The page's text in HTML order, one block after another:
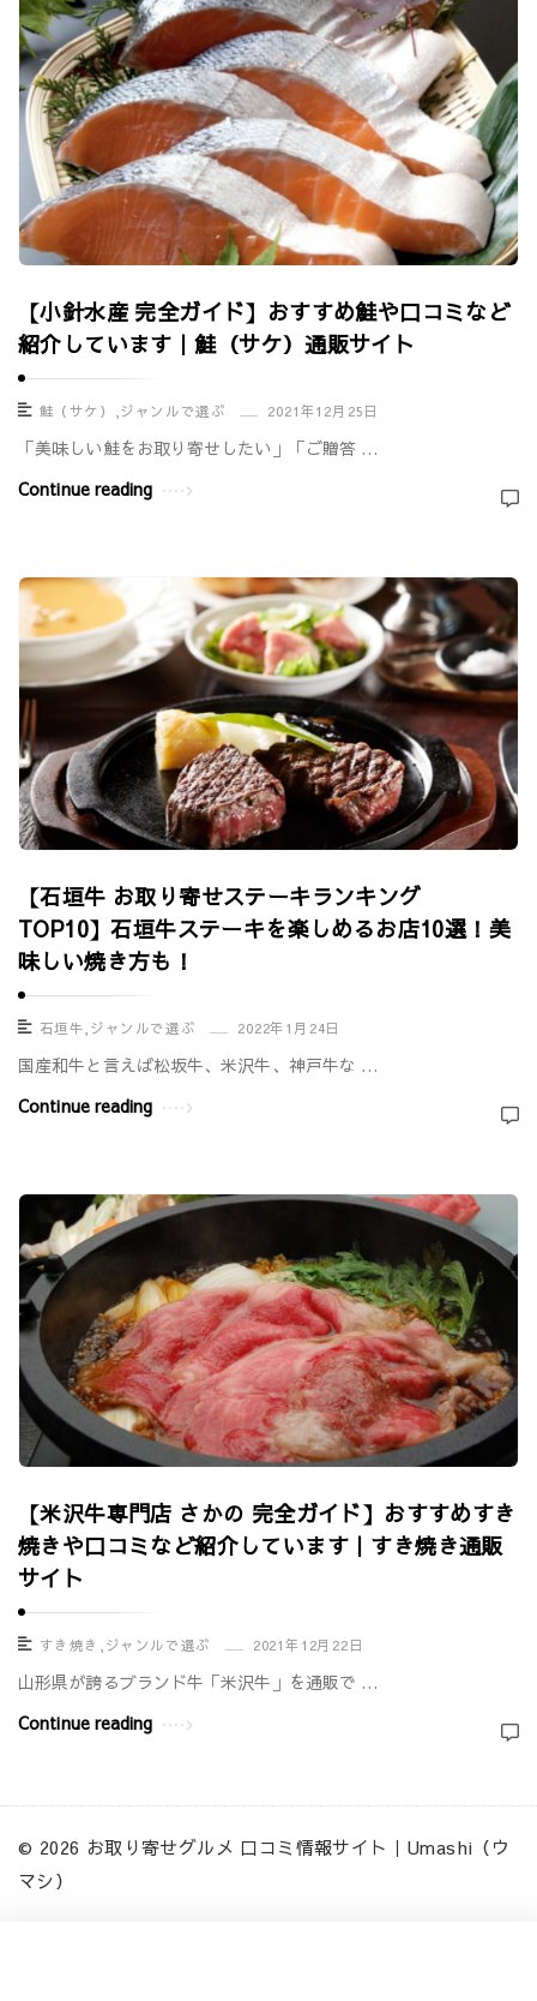
【小針水産 完全ガイド】おすすめ鮭や口コミなど
紹介しています｜鮭（サケ）通販サイト
鮭（サケ） ジャンルで選ぶ 2021年12月25日
「美味しい鮭をお取り寄せしたい」「ご贈答 …
Continue reading
【石垣牛 お取り寄せステーキランキング
TOP10】石垣牛ステーキを楽しめるお店10選！美
味しい焼き方も！
石垣牛 ジャンルで選ぶ 2022年1月24日
国産和牛と言えば松坂牛、米沢牛、神戸牛な …
Continue reading
【米沢牛専門店 さかの 完全ガイド】おすすめすき
焼きや口コミなど紹介しています｜すき焼き通販
サイト
すき焼き ,ジャンルで選ぶ 2021年12月22日
山形県が誇るブランド牛「米沢牛」を通販で …
Continue reading
© 2026 お取り寄せグルメ 口コミ情報サイト｜Umashi（ウ
マシ）